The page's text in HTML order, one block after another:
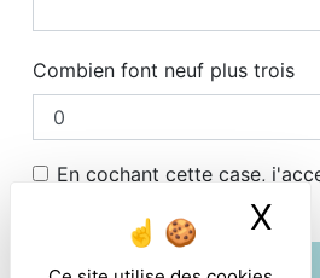
X
Combien font neuf plus trois
En cochant cette case,
particulières ci-dessous **
ENVOYER